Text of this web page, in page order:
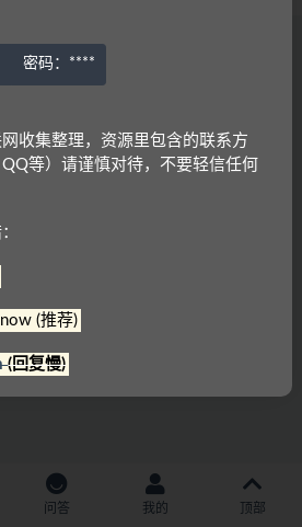
问答 我的 顶部
密码： ****
收集整理，资源里包含的联系方
等）请谨慎对待，不要轻信任何
(推荐)
(回复慢)